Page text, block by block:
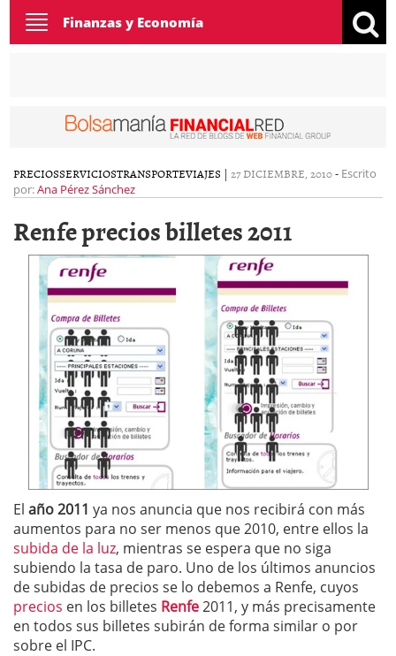
Toggle
navigation
Finanzas y Economía
PRECIOSSERVICIOSTRANSPORTEVIAJES | 27 DICIEMBRE, 2010- Escrito
por:Ana Pérez Sánchez
Renfe precios billetes 2011
El año 2011 ya nos anuncia que nos recibirá con más
aumentos para no ser menos que 2010, entre ellos la
subida de la luz, mientras se espera que no siga
subiendo la tasa de paro. Uno de los últimos anuncios
de subidas de precios se lo debemos a Renfe, cuyos
precios en los billetes Renfe2011, y más precisamente
en todos sus billetes subirán de forma similar o por
sobre el IPC.